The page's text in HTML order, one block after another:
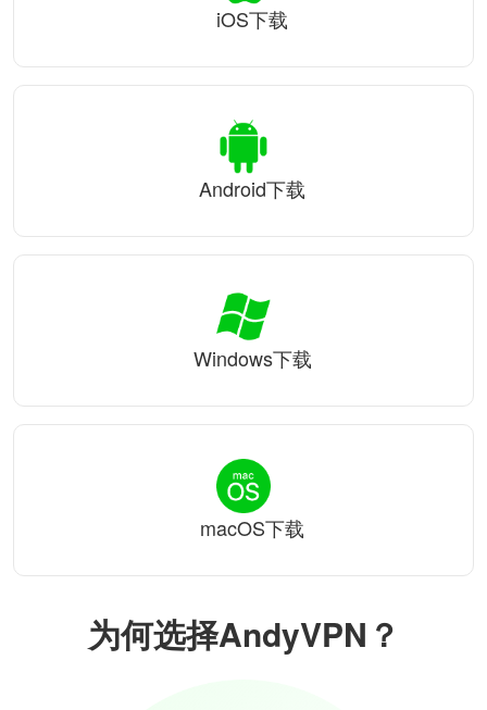
为何选择AndyVPN？
iOS下载
Android下载
Windows下载
macOS下载